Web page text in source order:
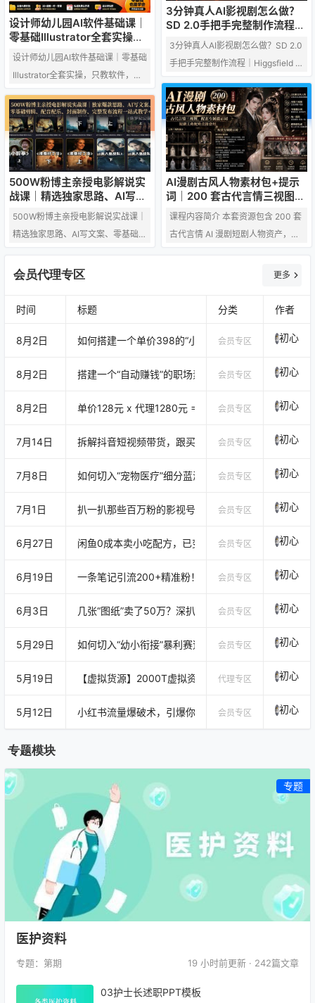
PPT 制作、内控流程图绘制等办公
场景，支持合同审查、关联方核
查、工商检索、会议纪要生成等实
操功能，搭配本地 RAG 知识库、识
图读图…
期技巧，同时教学 AI 人声与背景音
乐生成方法，整理标准化高效工作
流。课程手把手教学 Midjourney 基
础出图、即梦 4.0、Seedance2 动
态视频生成三大核心工具，全…
3分钟真人AI影视剧怎么做？
SD 2.0手把手完整制作流程｜
Higgsfield 14天SD 2.0/2.5无
限生成
3分钟真人AI影视剧怎么做？SD 2.0
手把手完整制作流程｜Higgsfield 1
成片效果预览 教程介绍与14天优惠
AI追光短剧工坊 选择题材与生成剧
本 生成人物、场景及分镜提示词 生
成角色与场景素材 Higgsfield生成视
频 剪辑与穿帮修复 智能体优化视频
提示词 生成并添加背景音乐 导出高
清成片 下载剪辑工程素材 完整成片
展示 如何从零开始制…
设计师幼儿园AI软件基础课｜
零基础Illustrator全套实操，
只教软件，不教设计
设计师幼儿园AI软件基础课｜零基础
Illustrator全套实操，只教软件，不
教设计 一、常见问答 Q：只教软件
是什么软件？ A：PS或者AI，2选1
Q：为什么只卖99，有没有套路？
A：这个课只教软件，不教设计，软
件课只值99 Q：有基础的能不能报
名？ A：这个课只适合刚踏入设计行
业，没有基础不会软件操作技能的
人群。有基础的别来 Q：学完我能
达到什么水平？ A：熟练掌握软件基
AI漫剧古风人物素材包+提示
词｜200 套古代言情三视图，
配套专属提示词短剧主角配角
直接套用
课程内容简介 本套资源包含 200 套
古代言情 AI 漫剧短剧人物资产，配
词，覆盖短剧所需各类主角、女
集、调试提示词的繁琐步骤，可直
装人物，高效推进古风漫剧、短剧
500W粉博主亲授电影解说实
战课｜精选独家思路、AI写文
案、零基础剪辑、配音配乐、
封面制作、完整发布流程一站
式教学
500W粉博主亲授电影解说实战课｜
精选独家思路、AI写文案、零基础剪
布流程一站式教学 课程介绍 很多新
卡在各种难题：不会写爆款解说文
画面质感差、配音生硬、封面难
没有自己的创作思路，做出来的视
助技巧，制作速度慢、效率极低，
会员代理专区 更多
时间 标题 分类 作者
8月2日 如何搭建一个单价398的“小红书搞钱库”？从资源整合
会员专区 初心
8月2日 搭建一个“自动赚钱”的职场素材库？从引流到会员制变
会员专区 初心
8月2日 单价128元 x 代理1280元 = 10万：揭秘“小吃配方”的
会员专区 初心
7月14日 拆解抖音短视频带货，跟买人数2.7万，简单粗暴！
会员专区 初心
7月8日 如何切入“宠物医疗”细分蓝海？一天3000+收入拆解
会员专区 初心
7月1日 扒一扒那些百万粉的影视号：他们真正赚钱的秘密，
会员专区 初心
6月27日 闲鱼0成本卖小吃配方，已变现10万！真实可复制！
会员专区 初心
6月19日 一条笔记引流200+精准粉！揭秘小红书“借壳搞流量”
会员专区 初心
6月3日 几张“图纸”卖了50万？深扒这个“暴利虚拟生意”。
会员专区 初心
5月29日 如何切入“幼小衔接”暴利赛道？从焦虑引流到私域高客
会员专区 初心
5月19日 【虚拟货源】2000T虚拟资源，总有一款合适你卖的！
代理专区 初心
5月12日 小红书流量爆破术，引爆你的小红书精准客户
会员专区 初心
专题模块
专题
医护资料
专题：第期 19 小时前更新 · 242篇文章
03护士长述职PPT模板